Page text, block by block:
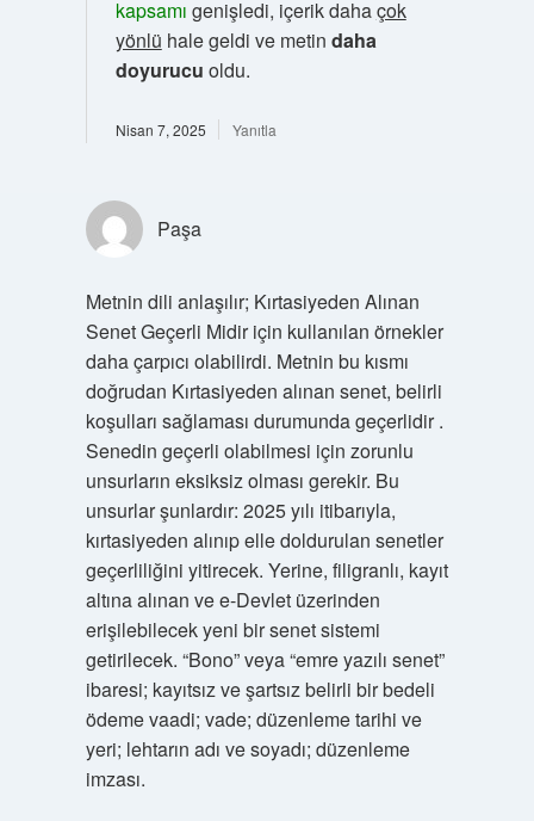
kapsamı genişledi, içerik dahaçok
yönlü hale geldi ve metin daha
doyurucu oldu.
Nisan 7, 2025 Yanıtla
Paşa
Metnin dili anlaşılır; Kırtasiyeden Alınan
Senet Geçerli Midir için kullanılan örnekler
daha çarpıcı olabilirdi. Metnin bu kısmı
doğrudan Kırtasiyeden alınan senet, belirli
koşulları sağlaması durumunda geçerlidir .
Senedin geçerli olabilmesi için zorunlu
unsurların eksiksiz olması gerekir. Bu
unsurlar şunlardır: 2025 yılı itibarıyla,
kırtasiyeden alınıp elle doldurulan senetler
geçerliliğini yitirecek. Yerine, filigranlı, kayıt
altına alınan ve e-Devlet üzerinden
erişilebilecek yeni bir senet sistemi
getirilecek. “Bono” veya “emre yazılı senet”
ibaresi; kayıtsız ve şartsız belirli bir bedeli
ödeme vaadi; vade; düzenleme tarihi ve
yeri; lehtarın adı ve soyadı; düzenleme
imzası.